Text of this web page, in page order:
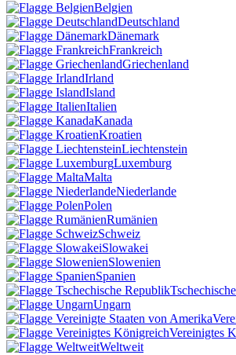
Belgien
Deutschland
Dänemark
Frankreich
Griechenland
Irland
Island
Italien
Kanada
Kroatien
Liechtenstein
Luxemburg
Malta
Niederlande
Polen
Rumänien
Schweiz
Slowakei
Slowenien
Spanien
Ungarn
Vereinigtes
Weltweit